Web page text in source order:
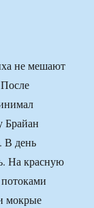
не мешают
Брайан
В день
На красную
мокрые